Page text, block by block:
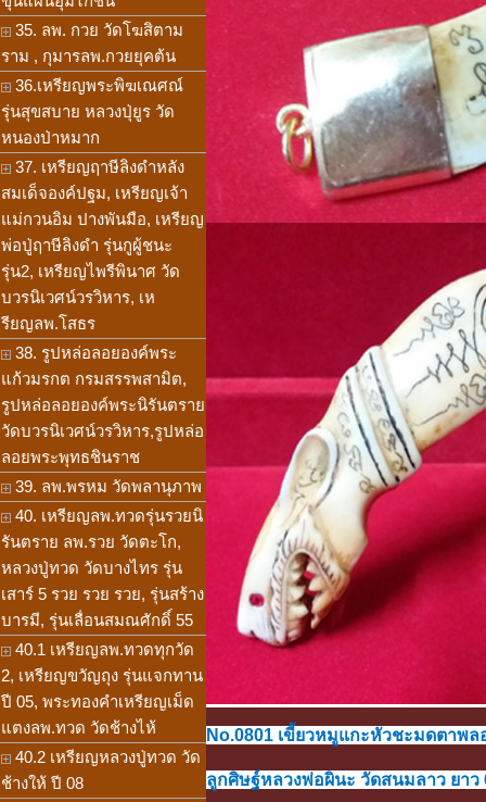
35. ลพ. กวย วัดโฆสิตาม
ราม , กุมารลพ.กวยยุคต้น
36.เหรียญพระพิฆเณศณ์
รุ่นสุขสบาย หลวงปุ่ยูร วัด
หนองป่าหมาก
37. เหรียญฤาษีลิงดำหลัง
สมเด็จองค์ปฐม, เหรียญเจ้า
แม่กวนอิม ปางพันมือ, เหรียญ
พ่อปู่ฤาษีลิงดำ รุ่นกูผู้ชนะ
รุ่น2, เหรียญไพรีพินาศ วัด
บวรนิเวศน์วรวิหาร, เห
รียญลพ.โสธร
38. รูปหล่อลอยองค์พระ
แก้วมรกต กรมสรรพสามิต,
รูปหล่อลอยองค์พระนิรันตราย
วัดบวรนิเวศน์วรวิหาร,รูปหล่อ
ลอยพระพุทธชินราช
39. ลพ.พรหม วัดพลานุภาพ
40. เหรียญลพ.ทวดรุ่นรวยนิ
รันตราย ลพ.รวย วัดตะโก,
หลวงปู่ทวด วัดบางไทร รุ่น
เสาร์ 5 รวย รวย รวย, รุ่นสร้าง
บารมี, รุ่นเลื่อนสมณศักดิ์ 55
40.1 เหรียญลพ.ทวดทุกวัด
2, เหรียญขวัญถุง รุ่นแจกทาน
ปี 05, พระทองคำเหรียญเม็ด
แตงลพ.ทวด วัดช้างไห้
40.2 เหรียญหลวงปู่ทวด วัด
ช้างให้ ปี 08
No.0801 เขี้ยวหมูแกะหัวชะมดตาพ
ลูกศิษฐ์หลวงพ่อผินะ วัดสนมลาว ยา